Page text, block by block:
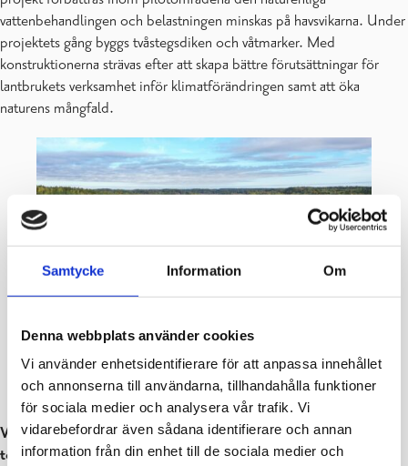
Samtycke Information Om
Denna webbplats använder cookies
Vi använder enhetsidentifierare för att anpassa innehållet
och annonserna till användarna, tillhandahålla funktioner
för sociala medier och analysera vår trafik. Vi
vidarebefordrar även sådana identifierare och annan
information från din enhet till de sociala medier och
vattenbehandlingen och belastningen minskas på havsvikarna. Under
projektets gång byggs tvåstegsdiken och våtmarker. Med
konstruktionerna strävas efter att skapa bättre förutsättningar för
lantbrukets verksamhet inför klimatförändringen samt att öka
naturens mångfald.
Jordbrukets vattenhantering ökar även naturens
mångfald.I bildens syns en våtmark.
Vid planeringen kombineras befintlig digital geodata med
terrängkartering, så att de bästa platserna som är lämpliga för